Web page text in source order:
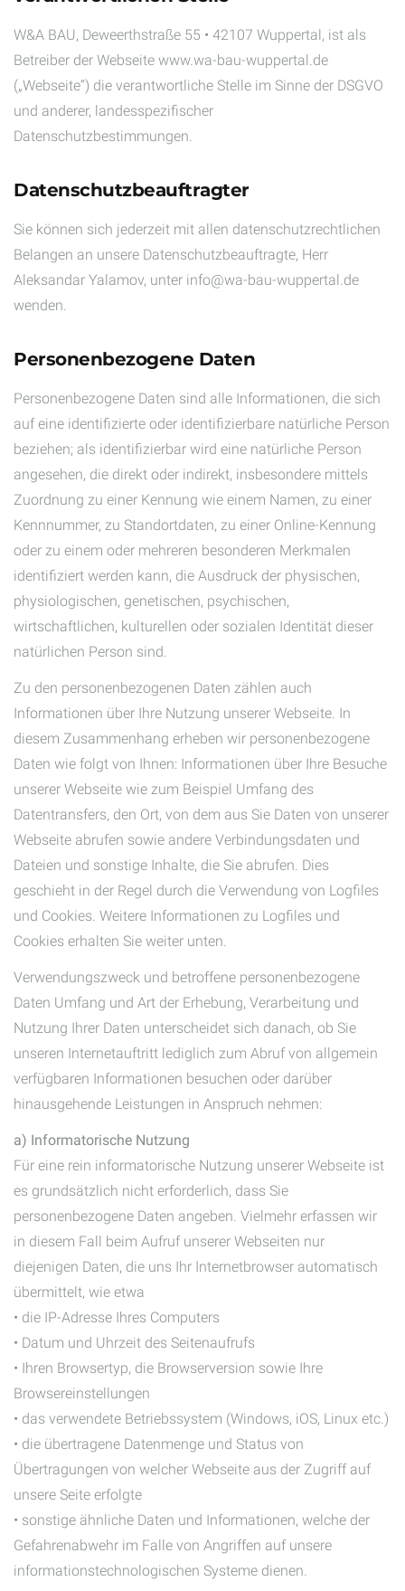
W&A BAU, Deweerthstraße 55 • 42107 Wuppertal, ist als
Betreiber der Webseite www.wa-bau-wuppertal.de
(„Webseite“) die verantwortliche Stelle im Sinne der DSGVO
und anderer, landesspezifischer
Datenschutzbestimmungen.
Datenschutzbeauftragter
Sie können sich jederzeit mit allen datenschutzrechtlichen
Belangen an unsere Datenschutzbeauftragte, Herr
Aleksandar Yalamov, unter info@wa-bau-wuppertal.de
wenden.
Personenbezogene Daten
Personenbezogene Daten sind alle Informationen, die sich
auf eine identifizierte oder identifizierbare natürliche Person
beziehen; als identifizierbar wird eine natürliche Person
angesehen, die direkt oder indirekt, insbesondere mittels
Zuordnung zu einer Kennung wie einem Namen, zu einer
Kennnummer, zu Standortdaten, zu einer Online-Kennung
oder zu einem oder mehreren besonderen Merkmalen
identifiziert werden kann, die Ausdruck der physischen,
physiologischen, genetischen, psychischen,
wirtschaftlichen, kulturellen oder sozialen Identität dieser
natürlichen Person sind.
Zu den personenbezogenen Daten zählen auch
Informationen über Ihre Nutzung unserer Webseite. In
diesem Zusammenhang erheben wir personenbezogene
Daten wie folgt von Ihnen: Informationen über Ihre Besuche
unserer Webseite wie zum Beispiel Umfang des
Datentransfers, den Ort, von dem aus Sie Daten von unserer
Webseite abrufen sowie andere Verbindungsdaten und
Dateien und sonstige Inhalte, die Sie abrufen. Dies
geschieht in der Regel durch die Verwendung von Logfiles
und Cookies. Weitere Informationen zu Logfiles und
Cookies erhalten Sie weiter unten.
Verwendungszweck und betroffene personenbezogene
Daten Umfang und Art der Erhebung, Verarbeitung und
Nutzung Ihrer Daten unterscheidet sich danach, ob Sie
unseren Internetauftritt lediglich zum Abruf von allgemein
verfügbaren Informationen besuchen oder darüber
hinausgehende Leistungen in Anspruch nehmen:
a) Informatorische Nutzung
Für eine rein informatorische Nutzung unserer Webseite ist
es grundsätzlich nicht erforderlich, dass Sie
personenbezogene Daten angeben. Vielmehr erfassen wir
in diesem Fall beim Aufruf unserer Webseiten nur
diejenigen Daten, die uns Ihr Internetbrowser automatisch
übermittelt, wie etwa
• die IP-Adresse Ihres Computers
• Datum und Uhrzeit des Seitenaufrufs
• Ihren Browsertyp, die Browserversion sowie Ihre
Browsereinstellungen
• das verwendete Betriebssystem (Windows, iOS, Linux etc.)
• die übertragene Datenmenge und Status von
Übertragungen von welcher Webseite aus der Zugriff auf
unsere Seite erfolgte
• sonstige ähnliche Daten und Informationen, welche der
Gefahrenabwehr im Falle von Angriffen auf unsere
informationstechnologischen Systeme dienen.